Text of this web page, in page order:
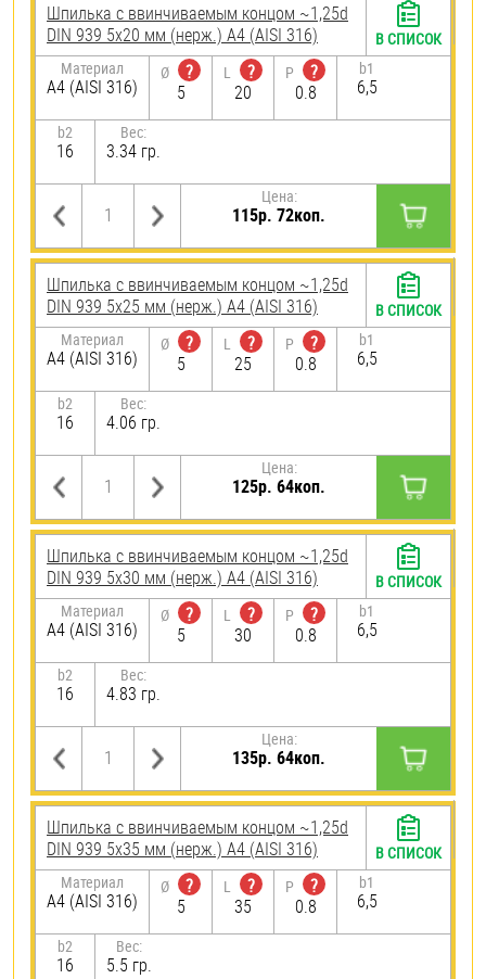
Шпилька c ввинчиваемым концом ~1,25d
DIN 939 5х20 мм (нерж.) A4 (AISI 316)
Материал
A4 (AISI 316)
Ø
?
5
L
?
20
P
?
0.8
b1
6,5
b2
16
Вес:
3.34 гр.
Цена:
115р. 72коп.
В СПИСОК
Шпилька c ввинчиваемым концом ~1,25d
DIN 939 5х25 мм (нерж.) A4 (AISI 316)
Материал
A4 (AISI 316)
Ø
?
5
L
?
25
P
?
0.8
b1
6,5
b2
16
Вес:
4.06 гр.
Цена:
125р. 64коп.
В СПИСОК
Шпилька c ввинчиваемым концом ~1,25d
DIN 939 5х30 мм (нерж.) A4 (AISI 316)
Материал
A4 (AISI 316)
Ø
?
5
L
?
30
P
?
0.8
b1
6,5
b2
16
Вес:
4.83 гр.
Цена:
135р. 64коп.
В СПИСОК
Шпилька c ввинчиваемым концом ~1,25d
DIN 939 5х35 мм (нерж.) A4 (AISI 316)
Материал
A4 (AISI 316)
Ø
?
5
L
?
35
P
?
0.8
b1
6,5
b2
16
Вес:
5.5 гр.
В СПИСОК